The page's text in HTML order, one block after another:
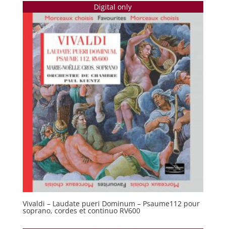
Digital only
Vivaldi – Laudate pueri Dominum – Psaume112 pour
soprano, cordes et continuo RV600